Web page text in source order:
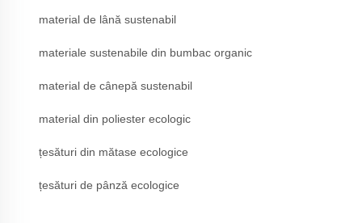
material de lână sustenabil
materiale sustenabile din bumbac organic
material de cânepă sustenabil
material din poliester ecologic
țesături din mătase ecologice
țesături de pânză ecologice